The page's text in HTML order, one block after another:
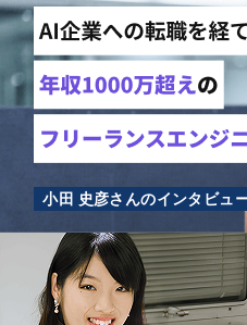
小田 史彦さんのインタビュ